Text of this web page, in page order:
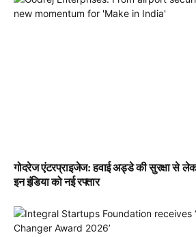
गोदरेज एंटरप्राइजेज: हवाई अड्डे की सुरक्षा से
इन इंडिया को नई रफ्तार